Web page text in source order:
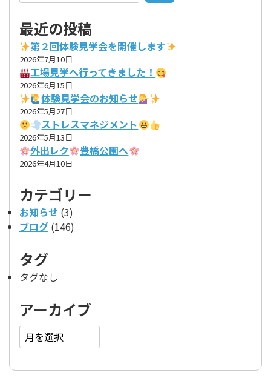
最近の投稿
第２回体験見学会を開催します
2026年7月10日
工場見学へ行ってきました！
2026年6月15日
体験見学会のお知らせ
2026年5月27日
ストレスマネジメント
2026年5月13日
外出レク 豊橋公園へ
2026年4月10日
カテゴリー
お知らせ (3)
ブログ (146)
タグ
タグなし
アーカイブ
ア
ー
イ